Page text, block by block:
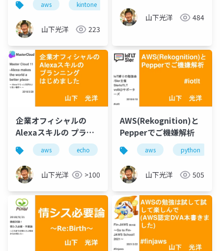
aws kintone
山下光洋 223
山下光洋 484
企業オフィシャルの
Alexaスキルの プラン
ニング はじめました
(Master Cloud 11)
aws echo alexa
山下光洋 >100
AWS(Rekognition)と
Pepperでご機嫌解析
aws python
山下光洋 505